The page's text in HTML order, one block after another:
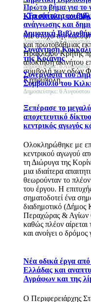
Πρώτο βήμα για το
Κηπούπολη, του
Με στόχο την
και πρωτοβάθμιας
Ηρακλείου Κρήτης
απόκτηση ακινήτου
συμβολή των οδών
Κηπούπολη.
Ξεπέρασε το
αποχετευτικό
κεντρικός αγωγός
Ολοκληρώθηκε με
κεντρικού αγωγού
τη Διώρυγα της
μια ιδιαίτερα
θεωρούνταν το πλέον
του έργου. Η
σηματοδοτεί ένα
διαδημοτικό (Δήμος
Περαχώρας & Αγίων
καθώς πλέον αίρεται
και ανοίγει ο
Νέα οδικά έργα
Ελλάδας και
Αγράφων και της
Ο Περιφερειάρχης
Δημοσιεύτηκε: 6
«Τα σπίτια των
ανάγνωσης και
Δημοτική
Δημοσιεύτηκε: 6
Συνάντηση
της Κοζάνης
Δημοσιεύτηκε: 6
Συνεργασία του
Συμβούλιο του
Δημοσιεύτηκε: 6